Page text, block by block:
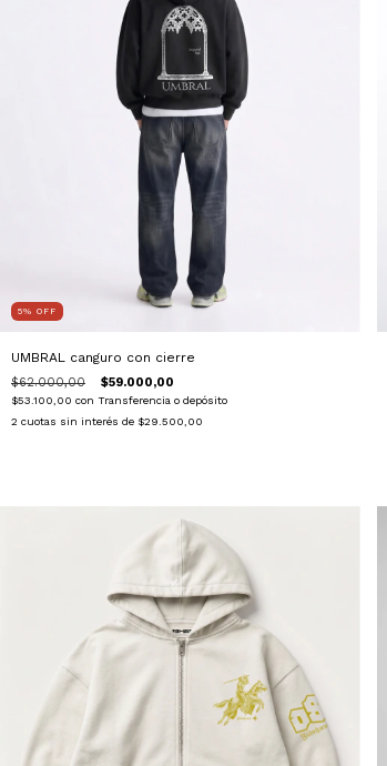
5% OFF
UMBRAL canguro con cierre
$62.000,00 $59.000,00
$53.100,00 con Transferencia o depósito
2 cuotas sin interés de $29.500,00